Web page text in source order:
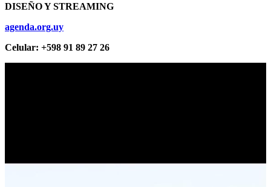
DISEÑO Y STREAMING
agenda.org.uy
Celular: +598 91 89 27 26